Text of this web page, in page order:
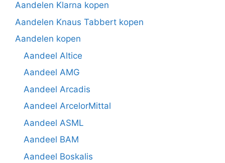
Aandelen Klarna kopen
Aandelen Knaus Tabbert kopen
Aandelen kopen
Aandeel Altice
Aandeel AMG
Aandeel Arcadis
Aandeel ArcelorMittal
Aandeel ASML
Aandeel BAM
Aandeel Boskalis